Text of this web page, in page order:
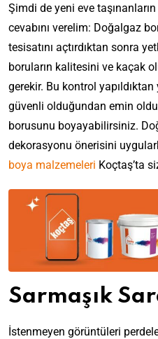
Şimdi de yeni eve
cevabını verelim: Doğalgaz
tesisatını açtırdıktan sonra
boruların kalitesini ve kaçak
gerekir. Bu kontrol
güvenli olduğundan emin
borusunu boyayabilirsiniz.
dekorasyonu önerisini
boya malzemeleri Koçtaş’ta
Sarmaşık
İstenmeyen görüntüleri